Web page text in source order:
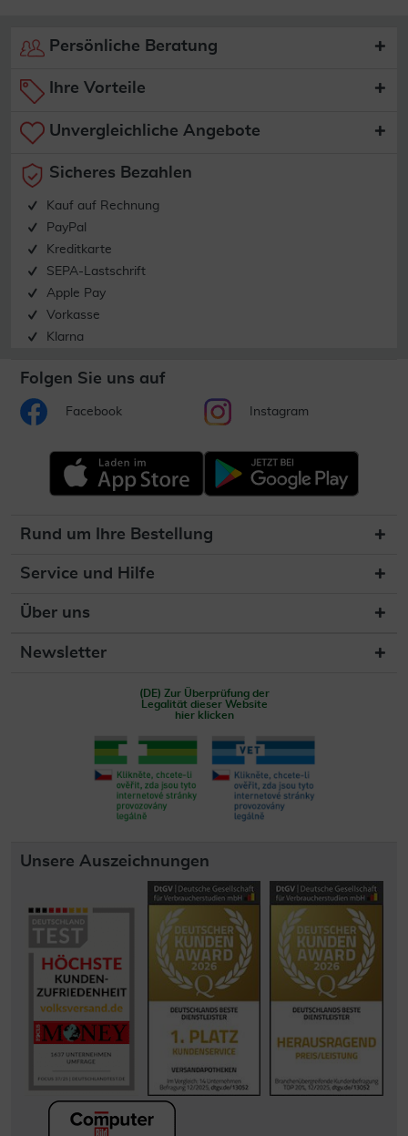
Persönliche Beratung
Ihre Vorteile
Unvergleichliche Angebote
Sicheres Bezahlen
Kauf auf Rechnung
PayPal
Kreditkarte
SEPA-Lastschrift
Apple Pay
Vorkasse
Klarna
Folgen Sie uns auf
Facebook Instagram
Rund um Ihre Bestellung
Service und Hilfe
Über uns
Newsletter
(DE) Zur Überprüfung der
Legalität dieser Website
hier klicken
Unsere Auszeichnungen